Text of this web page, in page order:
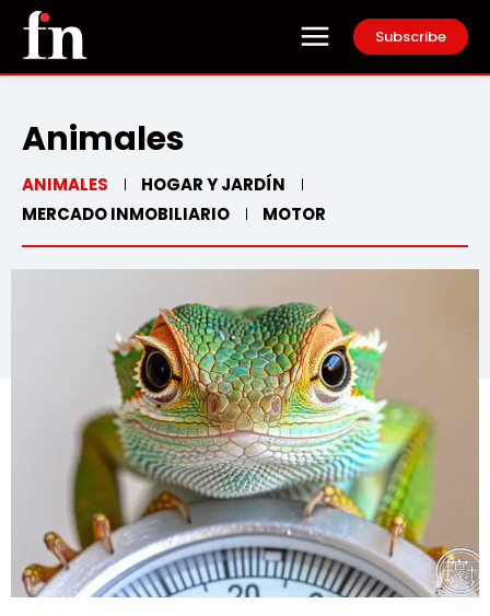
Subscribe
Animales
ANIMALES
HOGAR Y JARDÍN
MERCADO INMOBILIARIO
MOTOR